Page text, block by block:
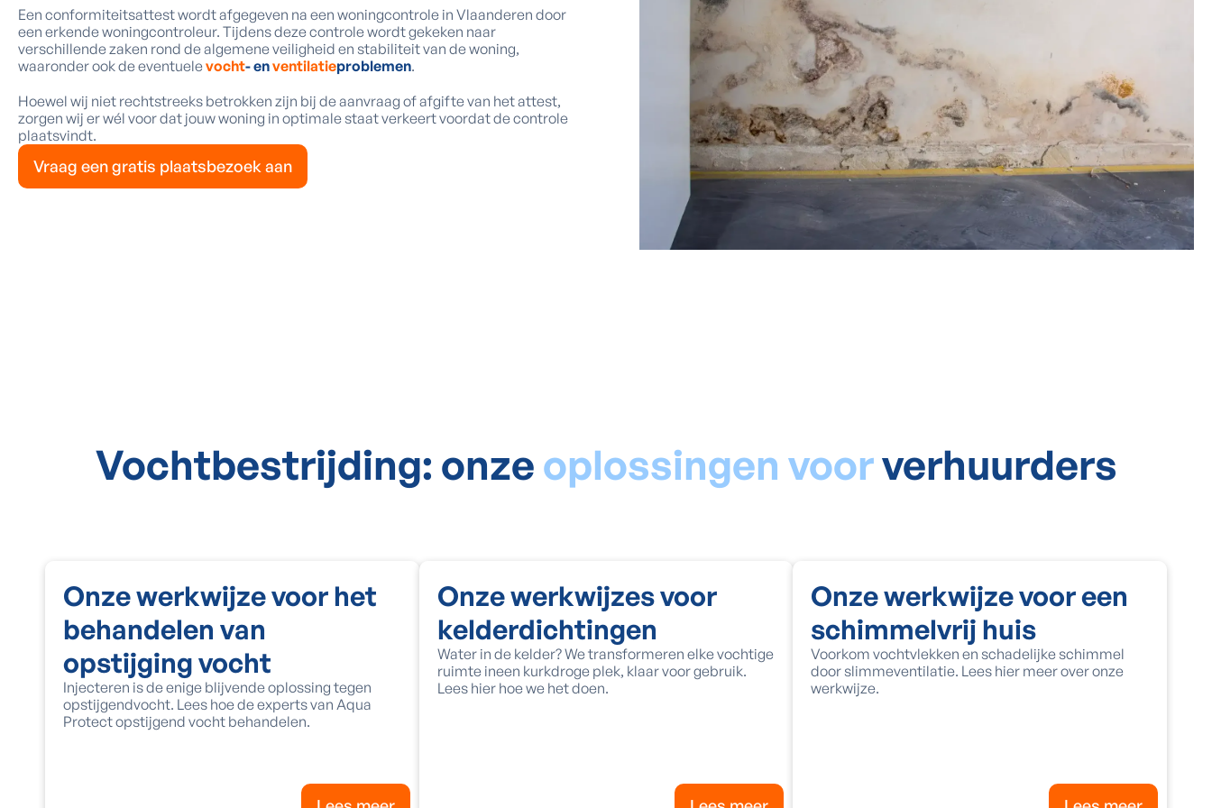
Een conformiteitsattest wordt afgegeven na een woningcontrole in Vlaanderen door
een erkende woningcontroleur. Tijdens deze controle wordt gekeken naar
verschillende zaken rond de algemene veiligheid en stabiliteit van de woning,
waaronder ook de eventuelevocht- enventilatieproblemen.
Hoewel wij niet rechtstreeks betrokken zijn bij de aanvraag of afgifte van het attest,
zorgen wij er wél voor dat jouw woning in optimale staat verkeert voordat de controle
plaatsvindt.
Vraag een gratis plaatsbezoek aan
Vochtbestrijding: onzeoplossingen voorverhuurders
Onze werkwijze voor het
behandelen van
opstijging vocht
Injecteren is de enige blijvende oplossing tegen
opstijgendvocht. Lees hoe de experts van Aqua
Protect opstijgend vocht behandelen.
Onze werkwijzes voor
kelderdichtingen
Water in de kelder? We transformeren elke vochtige
ruimte ineen kurkdroge plek, klaar voor gebruik.
Lees hier hoe we het doen.
Onze werkwijze voor een
schimmelvrij huis
Voorkom vochtvlekken en schadelijke schimmel
door slimmeventilatie. Lees hier meer over onze
werkwijze.